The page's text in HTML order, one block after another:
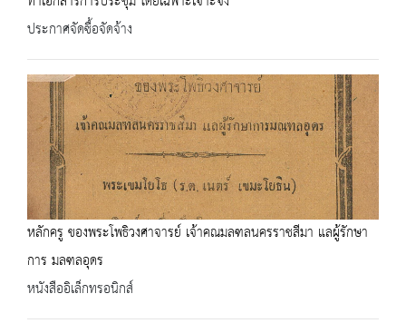
ประกาศจัดซื้อจัดจ้าง
หลักครู ของพระโพธิวงศาจารย์ เจ้าคณมลฑลนครราชสีมา แลผู้รักษา
การ มลฑลอุดร
หนังสืออิเล็กทรอนิกส์